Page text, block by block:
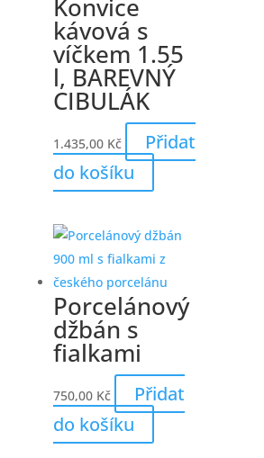
Konvice
kávová s
víčkem 1.55
l, BAREVNÝ
CIBULÁK
1.435,00 Kč
Přidat
do košíku
Porcelánový
džbán s
fialkami
750,00 Kč
Přidat
do košíku